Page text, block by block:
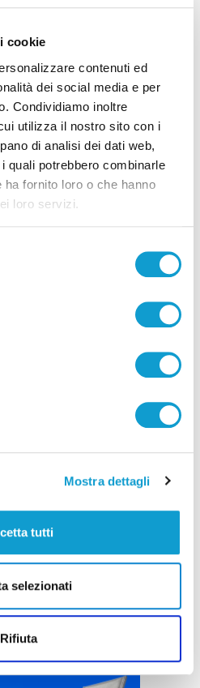
cookie
contenuti ed
dei social media e per
Condividiamo inoltre
utilizza il nostro sito con i
di analisi dei dati web,
quali potrebbero combinarle
fornito loro o che hanno
loro servizi.
Mostra dettagli
tutti
selezionati
Rifiuta
Biglietti ancora bloccati
e Samb: decide il